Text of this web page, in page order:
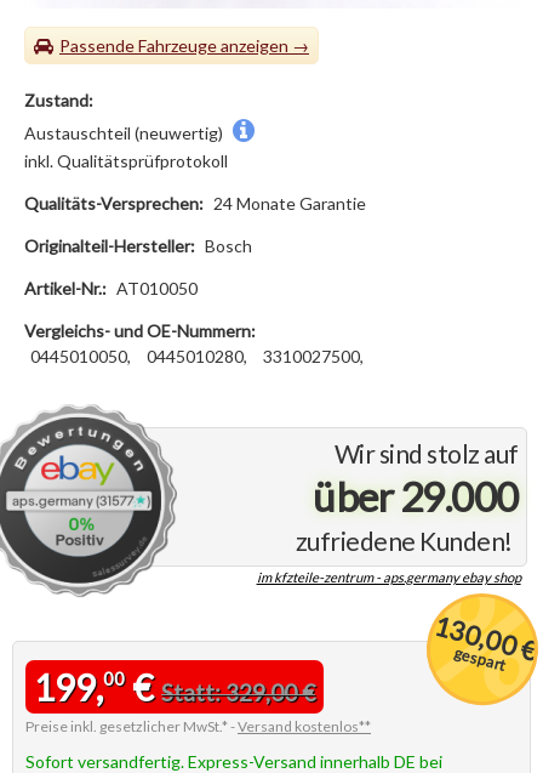
Passende Fahrzeuge
Wir sind stolz auf
über 29.000
zufriedene Kunden!
im kfzteile-zentrum - aps.germany ebay shop
Zustand:
Austauschteil (neuwertig)
inkl. Qualitätsprüfprotokoll
Qualitäts-Versprechen: 24 Monate Garantie
Originalteil-Hersteller: Bosch
Artikel-Nr.: AT010050
Vergleichs- und OE-Nummern:
0445010050,
0445010280, 3310027500,
130,00 €
gespart
199,00€Statt: 329,00 €
Preise inkl. gesetzlicher MwSt.* -Versand kostenlos**
Sofort versandfertig. Express-Versand innerhalb DE bei